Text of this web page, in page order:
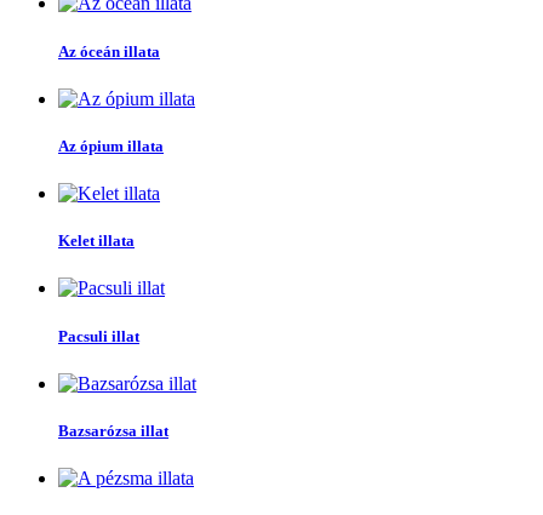
Az óceán illata
Az ópium illata
Kelet illata
Pacsuli illat
Bazsarózsa illat